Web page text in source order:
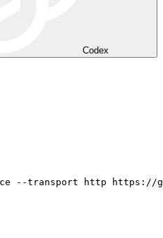
Codex
--transport http https://